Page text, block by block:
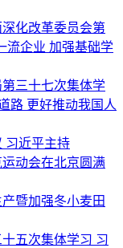
化改革委员会第
流企业 加强基础学
三十七次集体学
路 更好推动我国人
习近平主持
动会在北京圆满
暨加强冬小麦田
五次集体学习 习